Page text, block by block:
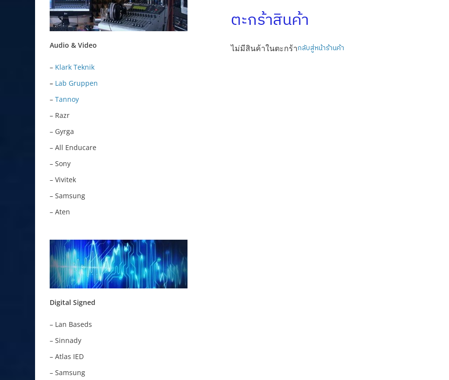
ตะกร้าสินค้า
ไม่มีสินค้าในตะกร้ากลับสู่หน้าร้านค้า
Audio & Video
– Klark Teknik
– Lab Gruppen
– Tannoy
– Razr
– Gyrga
– All Enducare
– Sony
– Vivitek
– Samsung
– Aten
Digital Signed
– Lan Baseds
– Sinnady
– Atlas IED
– Samsung